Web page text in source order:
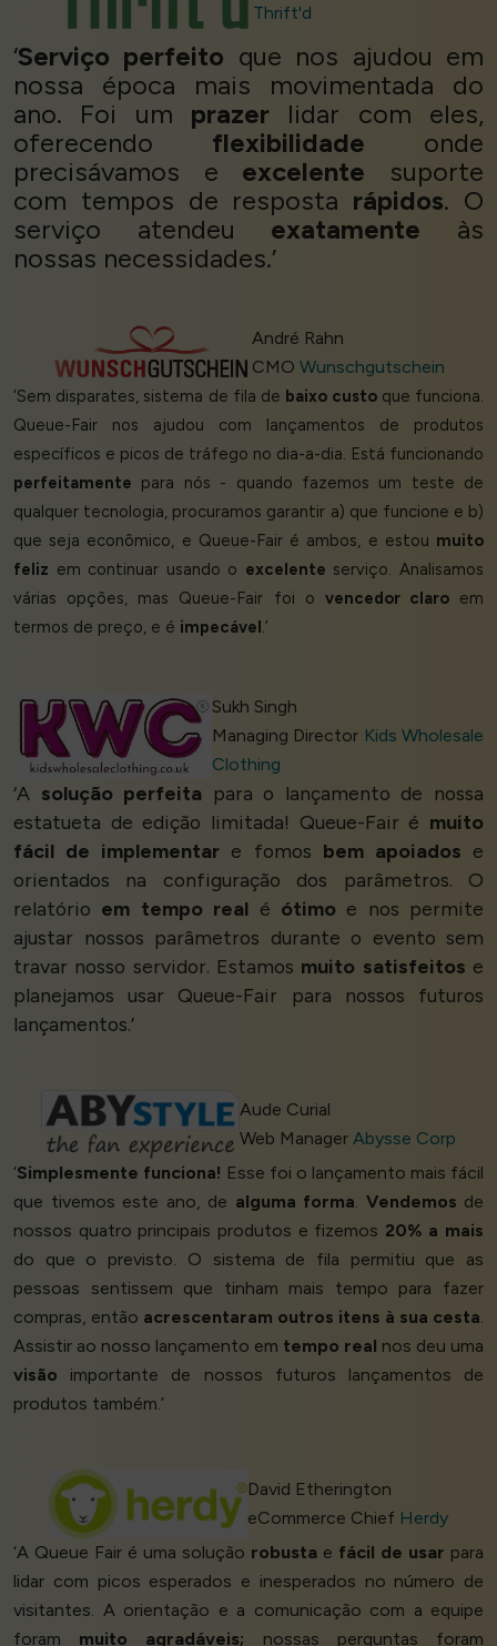
Thrift'd
‘Serviço perfeito que nos ajudou em
nossa época mais movimentada do
ano. Foi um prazer lidar com eles,
oferecendo flexibilidade onde
precisávamos e excelente suporte
com tempos de resposta rápidos. O
serviço atendeu exatamente às
nossas necessidades.’
André Rahn
CMO Wunschgutschein
‘Sem disparates, sistema de fila de baixo custoque funciona.
Queue-Fair nos ajudou com lançamentos de produtos
específicos e picos de tráfego no dia-a-dia. Está funcionando
perfeitamente para nós - quando fazemos um teste de
qualquer tecnologia, procuramos garantir a) que funcione e b)
que seja econômico, e Queue-Fair é ambos, e estou muito
feliz em continuar usando o excelente serviço. Analisamos
várias opções, mas Queue-Fair foi o vencedor claroem
termos de preço, e é impecável.’
Sukh Singh
Managing Director Kids Wholesale
Clothing
‘A solução perfeita para o lançamento de nossa
estatueta de edição limitada! Queue-Fair é muito
fácil de implementar e fomos bem apoiados e
orientados na configuração dos parâmetros. O
relatório em tempo real é ótimoe nos permite
ajustar nossos parâmetros durante o evento sem
travar nosso servidor. Estamos muito satisfeitos e
planejamos usar Queue-Fair para nossos futuros
lançamentos.’
Aude Curial
Web ManagerAbysse Corp
‘Simplesmente funciona! Esse foi o lançamento mais fácil
que tivemos este ano, de alguma forma. Vendemos de
nossos quatro principais produtos e fizemos 20% a mais
do que o previsto. O sistema de fila permitiu que as
pessoas sentissem que tinham mais tempo para fazer
compras, então acrescentaram outros itens à sua cesta.
Assistir ao nosso lançamento em tempo real nos deu uma
visão importante de nossos futuros lançamentos de
produtos também.’
David Etherington
eCommerce Chief Herdy
‘A Queue Fair é uma solução robusta e fácil de usar para
lidar com picos esperados e inesperados no número de
visitantes. A orientação e a comunicação com a equipe
foram muito agradáveis; nossas perguntas foram